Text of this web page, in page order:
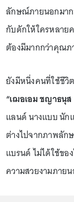
ลักษณ์ภายนอกมาก
กับดักให้ใครหลาย
ต้องมีมากกว่าคุณภ
ยังมีหนึ่งคนที่ใช้ชี
“เฌอเอม ชญาธนุ
แลนด์ นางแบบ นัก
ต่างไปจากภาพลัก
แบรนด์ ไม่ได้ใช้ข
ความสวยงามภาย